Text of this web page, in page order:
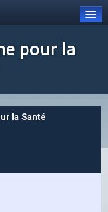
pour la
la Santé